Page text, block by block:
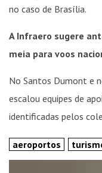
no caso de Brasília.
A Infraero sugere
meia para voos
No Santos Dumont e
escalou equipes de
identificadas pelos
aeroportos